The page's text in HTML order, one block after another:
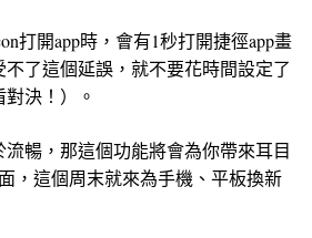
打開app時，會有1秒打開捷徑app畫
了這個延誤，就不要花時間設定了
對決！）。
暢，那這個功能將會為你帶來耳目
，這個周末就來為手機、平板換新